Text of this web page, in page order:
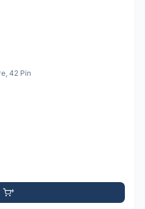
42 Pin